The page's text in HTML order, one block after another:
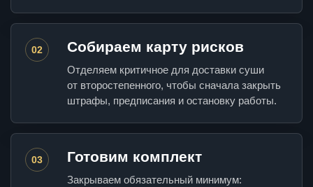
02 Собираем карту рисков
Отделяем критичное для доставки суши
от второстепенного, чтобы сначала закрыть
штрафы, предписания и остановку работы.
03 Готовим комплект
Закрываем обязательный минимум: